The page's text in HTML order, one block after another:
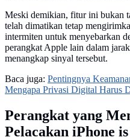
Meski demikian, fitur ini bukan
telah dimatikan tetap
intermiten untuk menyebarkan
perangkat Apple lain dalam
menangkap sinyal tersebut.
Baca juga: Pentingnya
Mengapa Privasi Digital Harus
Perangkat yang
Pelacakan iPhone